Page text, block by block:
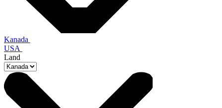
Kanada
USA
Land